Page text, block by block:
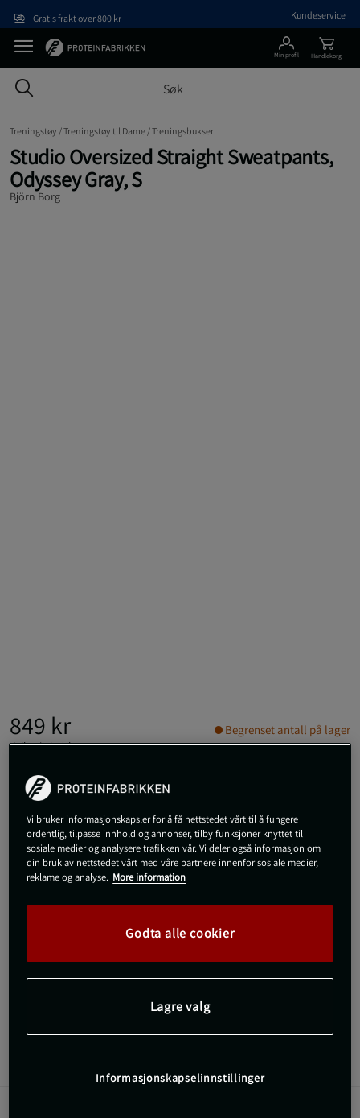
Gratis frakt over 800 kr Kundeservice
Min profil Handlekorg
Treningstøy /Treningstøy til Dame /Treningsbukser
Studio Oversized Straight Sweatpants,
Odyssey Gray, S
Björn Borg
849 kr
Veil.pris849 kr
Begrenset antall på lager
S
Kjøp
SKU #10005739_GY028R | EAN7321465878496
Skap en avslappet og stilren look med disse komfortable
joggebuksene fra Björn Borg.
Vi bruker informasjonskapsler for å få nettstedet vårt til å fungere
ordentlig, tilpasse innhold og annonser, tilby funksjoner knyttet til
sosiale medier og analysere trafikken vår. Vi deler også informasjon om
din bruk av nettstedet vårt med våre partnere innenfor sosiale medier,
reklame og analyse. More information
Godta alle cookier
Lagre valg
Informasjonskapselinnstillinger